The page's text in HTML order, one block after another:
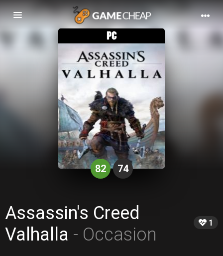
Basculer
la
82 74
Assassin's Creed
Valhalla - Occasion
1